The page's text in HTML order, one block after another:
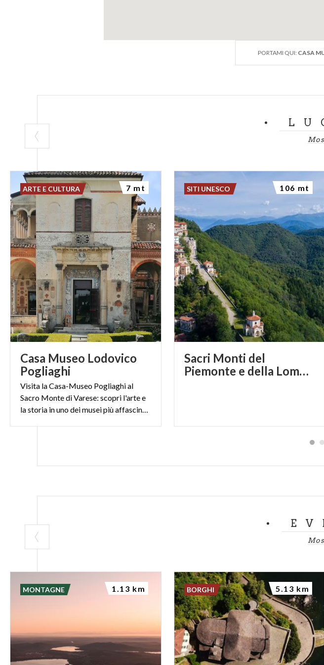
PORTAMI QUI: CASA
Casa Museo Lodovico
Pogliaghi
Visita la Casa-Museo Pogliaghi al
Sacro Monte di Varese: scopri l'arte e
la storia in uno dei musei più affascinanti di Varese.
ARTE E CULTURA 7 mt
Sacri Monti del
Piemonte e della Lombardia
SITI UNESCO 106 mt
MONTAGNE 1.13 km BORGHI 5.13 km